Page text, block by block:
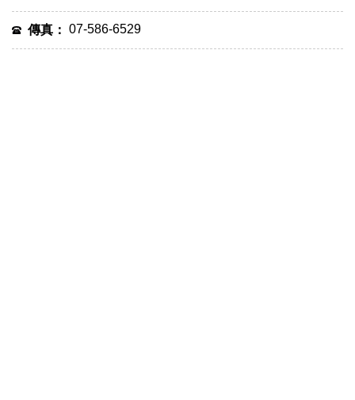
傳真： 07-586-6529